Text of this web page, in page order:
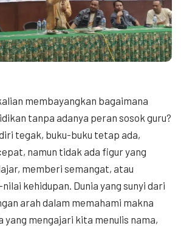
membayangkan bagaimana
tanpa adanya peran sosok guru?
tegak, buku-buku tetap ada,
namun tidak ada figur yang
memberi semangat, atau
kehidupan. Dunia yang sunyi dari
arah dalam memahami makna
yang mengajari kita menulis nama,